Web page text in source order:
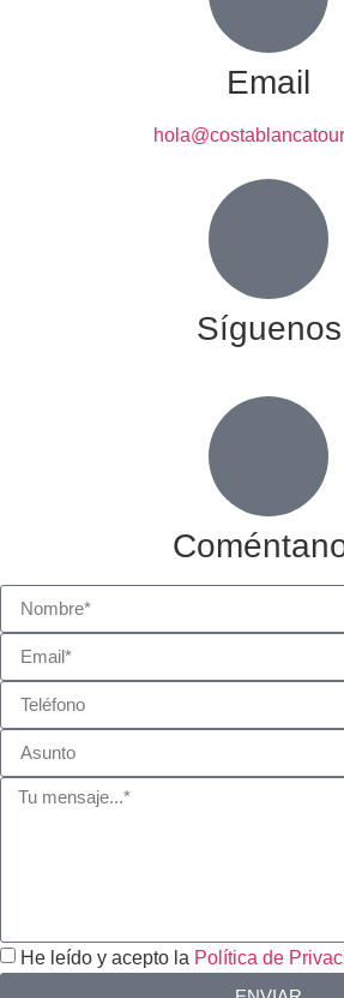
Email
Síguenos
He leído y acepto la Política de